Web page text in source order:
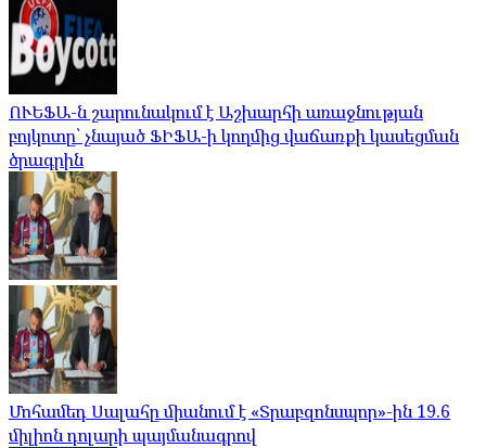
ՈՒԵՖԱ-ն շարունակում է Աշխարհի առաջնության
բոյկոտը՝ չնայած ՖԻՖԱ-ի կողմից վաճառքի կասեցման
ծրագրին
Մոհամեդ Սալահը միանում է «Տրաբզոնսպոր»-ին 19.6
միլիոն դոլարի պայմանագրով